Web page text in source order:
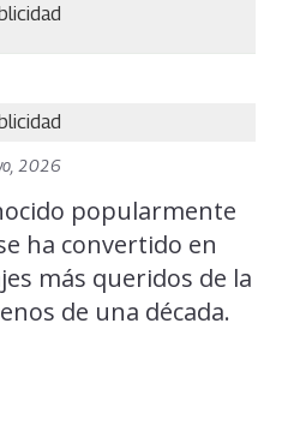
2026
popularmente
ha convertido en
más queridos de la
de una década.